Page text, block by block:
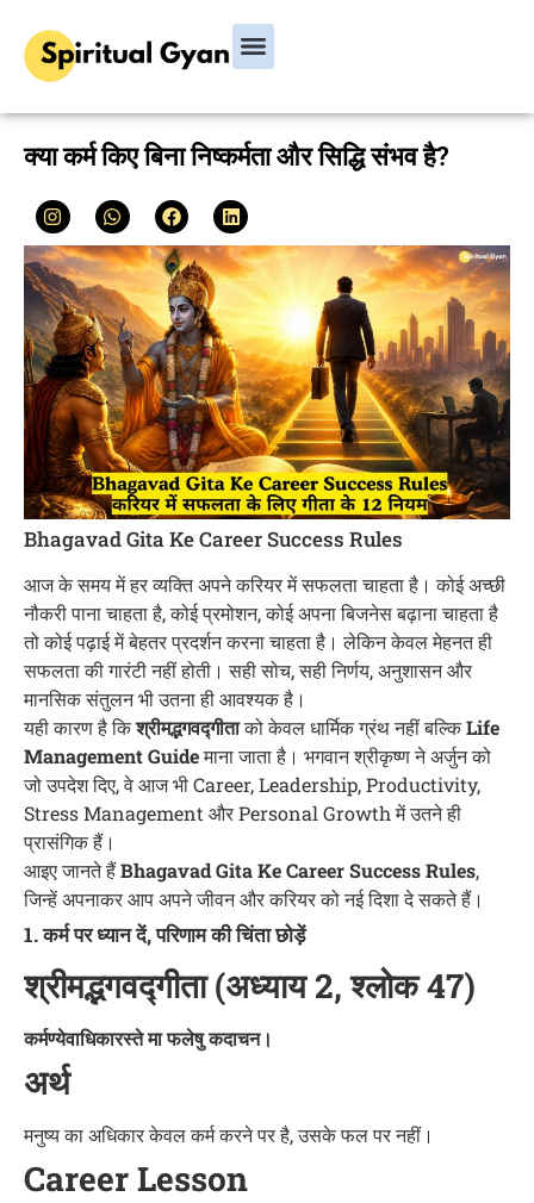
क्या कर्म किए बिना निष्कर्मता और सिद्धि संभव है?
Bhagavad Gita Ke Career Success Rules
आज के समय में हर व्यक्ति अपने करियर में सफलता चाहता है। कोई अच्छी
नौकरी पाना चाहता है, कोई प्रमोशन, कोई अपना बिजनेस बढ़ाना चाहता है
तो कोई पढ़ाई में बेहतर प्रदर्शन करना चाहता है। लेकिन केवल मेहनत ही
सफलता की गारंटी नहीं होती। सही सोच, सही निर्णय, अनुशासन और
मानसिक संतुलन भी उतना ही आवश्यक है।
यही कारण है किश्रीमद्भगवद्गीताको केवल धार्मिक ग्रंथ नहीं बल्किLife
Management Guideमाना जाता है। भगवान श्रीकृष्ण ने अर्जुन को
जो उपदेश दिए, वे आज भी Career, Leadership, Productivity,
Stress Management और Personal Growth में उतने ही
प्रासंगिक हैं।
आइए जानते हैंBhagavad Gita Ke Career Success Rules,
जिन्हें अपनाकर आप अपने जीवन और करियर को नई दिशा दे सकते हैं।
1. कर्म पर ध्यान दें, परिणाम की चिंता छोड़ें
श्रीमद्भगवद्गीता (अध्याय 2, श्लोक 47)
कर्मण्येवाधिकारस्ते मा फलेषु कदाचन।
अर्थ
मनुष्य का अधिकार केवल कर्म करने पर है, उसके फल पर नहीं।
Career Lesson